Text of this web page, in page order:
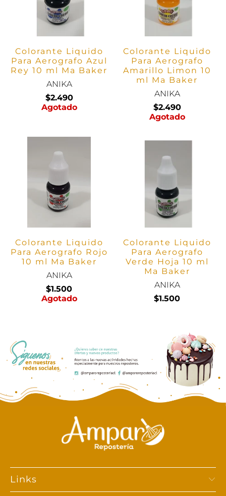
Colorante Liquido
Para Aerografo Azul
Rey 10 ml Ma Baker
ANIKA
$2.490
Agotado
Colorante Liquido
Para Aerografo
Amarillo Limon 10
ml Ma Baker
ANIKA
$2.490
Agotado
Colorante Liquido
Para Aerografo Rojo
10 ml Ma Baker
ANIKA
$1.500
Agotado
Colorante Liquido
Para Aerografo
Verde Hoja 10 ml
Ma Baker
ANIKA
$1.500
Links